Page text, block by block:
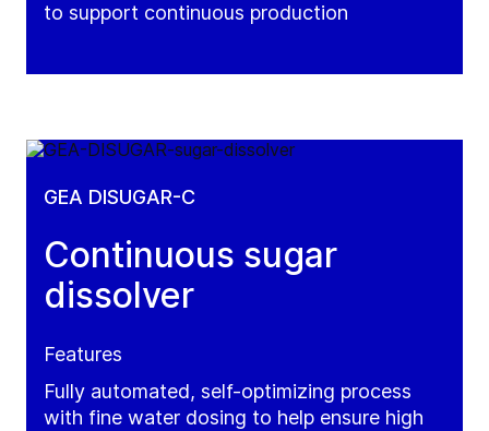
to support continuous production
GEA DISUGAR-C
Continuous sugar
dissolver
Features
Fully automated, self-optimizing process
with fine water dosing to help ensure high